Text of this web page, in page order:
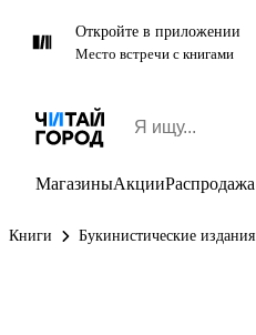
Откройте в приложении
Место встречи с книгами
МагазиныАкцииРаспродажа
Книги Букинистические издания